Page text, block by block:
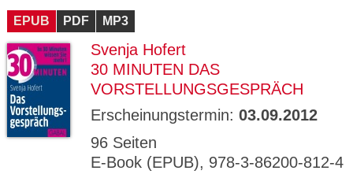
EPUB PDF MP3
Svenja Hofert
30 MINUTEN DAS
VORSTELLUNGSGESPRÄCH
Erscheinungstermin: 03.09.2012
96 Seiten
E-Book (EPUB), 978-3-86200-812-4